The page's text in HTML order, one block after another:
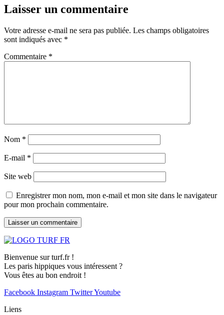
Laisser un commentaire
Votre adresse e-mail ne sera pas publiée. Les champs obligatoires
sont indiqués avec *
Commentaire *
Nom *
E-mail *
Site web
Enregistrer mon nom, mon e-mail et mon site dans le navigateur
pour mon prochain commentaire.
Bienvenue sur turf.fr !
Les paris hippiques vous intéressent ?
Vous êtes au bon endroit !
Facebook Instagram TwitterYoutube
Liens